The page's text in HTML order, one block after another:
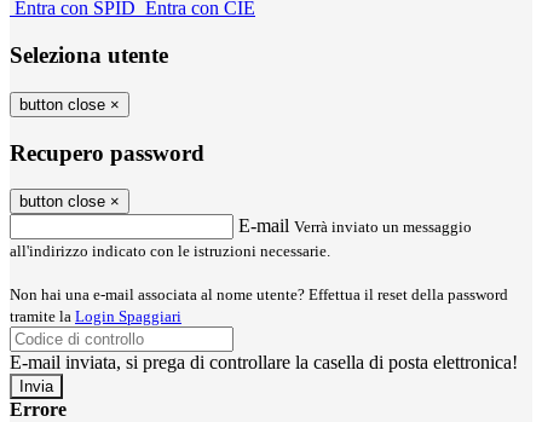
Entra con SPID Entra con CIE
Seleziona utente
button close ×
Recupero password
button close ×
E-mail Verrà inviato un messaggio
all'indirizzo indicato con le istruzioni necessarie.
Non hai una e-mail associata al nome utente? Effettua il reset della password
tramite la Login Spaggiari
E-mail inviata, si prega di controllare la casella di posta elettronica!
Errore